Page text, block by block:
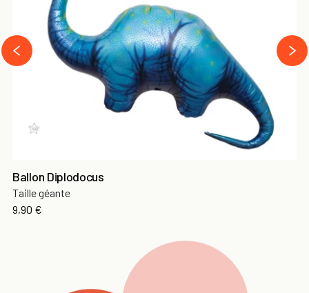
Ballon Diplodocus
Taille géante
Prix
9,90 €
prev
next